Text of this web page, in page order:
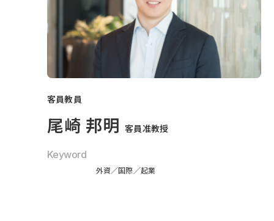
客員教員
尾崎 邦明 客員准教授
Keyword
外資 国際 起業